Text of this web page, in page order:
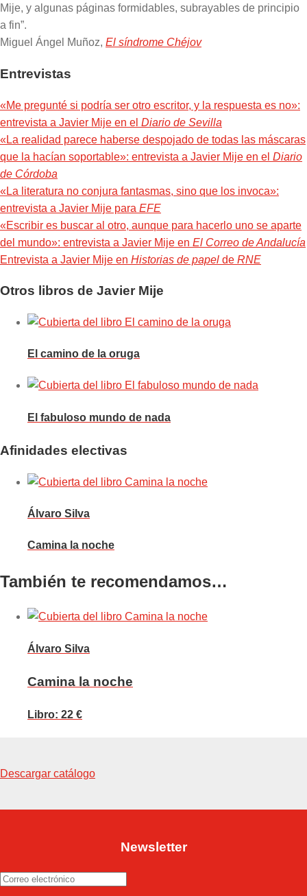
Mije, y algunas páginas formidables, subrayables de principio
a fin”.
Miguel Ángel Muñoz, El síndrome Chéjov
Entrevistas
«Me pregunté si podría ser otro escritor, y la respuesta es no»:
entrevista a Javier Mije en el Diario de Sevilla
«La realidad parece haberse despojado de todas las máscaras
que la hacían soportable»: entrevista a Javier Mije en el Diario
de Córdoba
«La literatura no conjura fantasmas, sino que los invoca»:
entrevista a Javier Mije para EFE
«Escribir es buscar al otro, aunque para hacerlo uno se aparte
del mundo»: entrevista a Javier Mije en El Correo de Andalucía
Entrevista a Javier Mije en Historias de papel de RNE
Otros libros de Javier Mije
El camino de la oruga
El fabuloso mundo de nada
Afinidades electivas
Álvaro Silva
Camina la noche
También te recomendamos…
Álvaro Silva
Camina la noche
Libro: 22 €
Descargar catálogo
Newsletter